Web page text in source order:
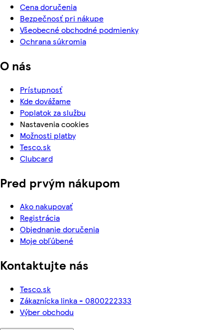
Cena doručenia
Bezpečnosť pri nákupe
Všeobecné obchodné podmienky
Ochrana súkromia
O nás
Prístupnosť
Kde dovážame
Poplatok za službu
Nastavenia cookies
Možnosti platby
Tesco.sk
Clubcard
Pred prvým nákupom
Ako nakupovať
Registrácia
Objednanie doručenia
Moje obľúbené
Kontaktujte nás
Tesco.sk
Zákaznícka linka - 0800222333
Výber obchodu